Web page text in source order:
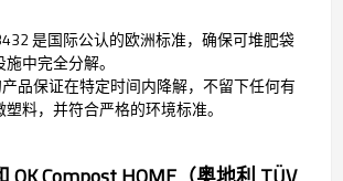
是国际公认的欧洲标准，确保可堆肥袋
中完全分解。
品保证在特定时间内降解，不留下任何有
料，并符合严格的环境标准。